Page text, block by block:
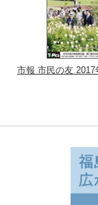
市報 市民の友 2017